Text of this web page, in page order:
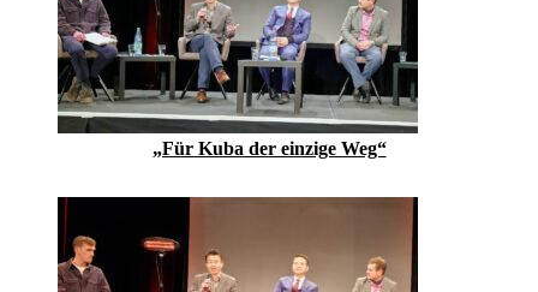
„Für Kuba der einzige Weg“